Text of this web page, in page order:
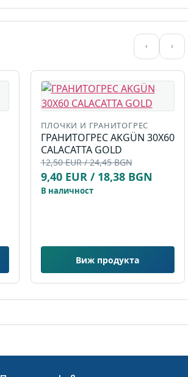
ПЛОЧКИ И ГРАНИТОГРЕС
ГРАНИТОГРЕС AKGÜN 30X60
CALACATTA GOLD
12,50 EUR / 24,45 BGN
9,40 EUR / 18,38 BGN
В наличност
Виж продукта